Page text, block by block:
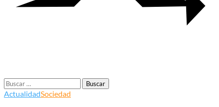
Buscar:
ActualidadSociedad